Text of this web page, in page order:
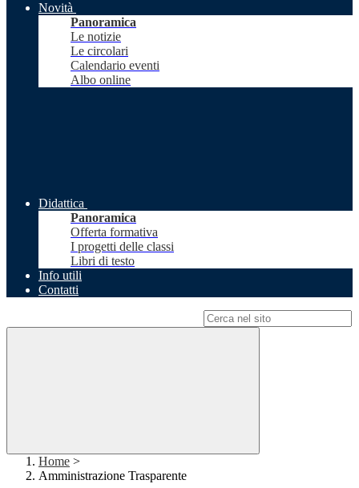
Novità
Panoramica
Le notizie
Le circolari
Calendario eventi
Albo online
Didattica
Panoramica
Offerta formativa
I progetti delle classi
Libri di testo
Info utili
Contatti
Home >
Amministrazione Trasparente